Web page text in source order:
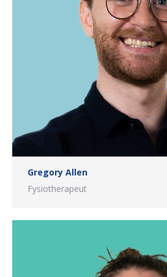
Gregory Allen
Fysiotherapeut